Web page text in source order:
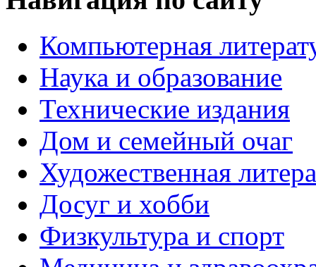
Компьютерная
Наука и образование
Технические издания
Дом и семейный очаг
Художественная
Досуг и хобби
Физкультура и спорт